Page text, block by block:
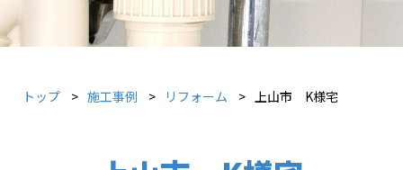
トップ 施工事例 リフォーム 上山市 K様宅